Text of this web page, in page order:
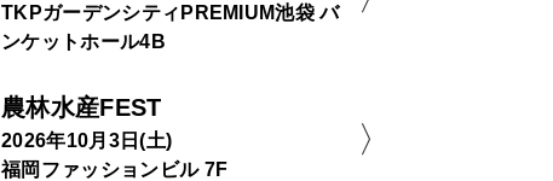
TKPガーデンシティPREMIUM池袋 バ
ンケットホール4B
農林水産FEST
2026年10月3日(土)
福岡ファッションビル 7F